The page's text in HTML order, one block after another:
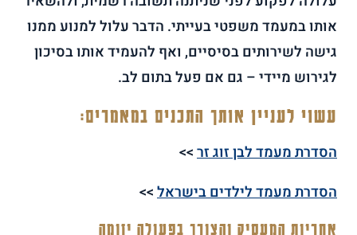
אותו במעמד משפטי בעייתי. הדבר עלול למנוע ממנו
גישה לשירותים בסיסיים, ואף להעמיד אותו בסיכון
לגירוש מיידי – גם אם פעל בתום לב.
עשוי לעניין אותך התכנים במאמרים:
הסדרת מעמד לבן זוג זר>>
הסדרת מעמד לילדים בישראל>>
אחריות המעסיק והצורך בפעולה יזומה